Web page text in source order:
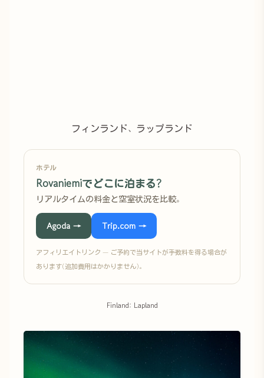
フィンランド、ラップランド
ホテル
Rovaniemiでどこに泊まる?
リアルタイムの料金と空室状況を比較。
Agoda → Trip.com →
アフィリエイトリンク — ご予約で当サイトが手数料を得る場合が
あります(追加費用はかかりません)。
Finland: Lapland